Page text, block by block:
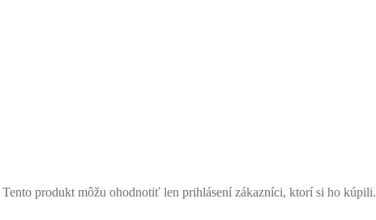
Tento produkt môžu ohodnotiť len prihlásení zákazníci, ktorí si ho kúpili.